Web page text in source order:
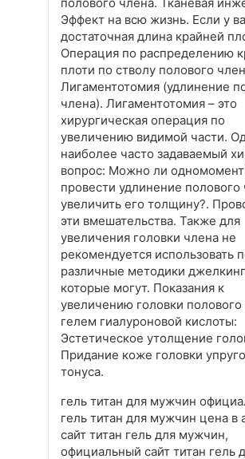
полового члена. Тканевая
Эффект на всю жизнь. Если у
достаточная длина крайней
Операция по распределению
плоти по стволу полового
Лигаментотомия (удлинение
члена). Лигаментотомия – это
хирургическая операция по
увеличению видимой части.
наиболее часто задаваемый
вопрос: Можно ли
провести удлинение полового
увеличить его толщину?.
эти вмешательства. Также для
увеличения головки члена не
рекомендуется использовать
различные методики
которые могут. Показания к
увеличению головки полового
гелем гиалуроновой кислоты:
Эстетическое утолщение
Придание коже головки
тонуса.
гель титан для мужчин
гель титан для мужчин цена в
сайт титан гель для мужчин,
официальный сайт титан гель